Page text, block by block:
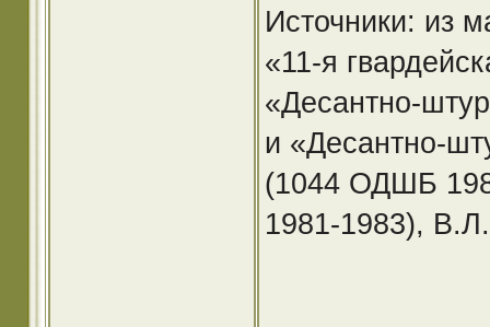
Источники: из
«11-я
«Десантно-
и «Десантно-
(1044 ОДШБ
1981-1983),